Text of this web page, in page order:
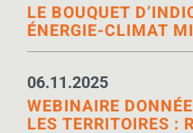
LE BOUQUET
ÉNERGIE-CLIMAT
WEBINAIRE
LES TERRITOIRES :
06.11.2025